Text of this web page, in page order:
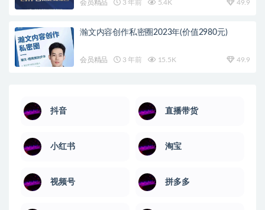
会员精品 3 年前 5.4K 49.9
瀚文内容创作私密圈2023年(价值2980元)
会员精品 3 年前 15.5K 49.9
抖音 直播带货
小红书 淘宝
视频号 拼多多